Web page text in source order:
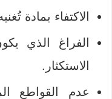
الاكتفاء بمادة
الفراغ الذي
الاستكثار.
عدم القواطع